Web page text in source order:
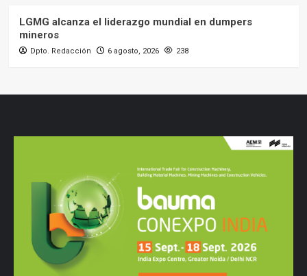
LGMG alcanza el liderazgo mundial en dumpers
mineros
Dpto. Redacción 6 agosto, 2026 238